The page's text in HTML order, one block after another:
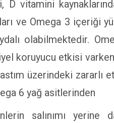
D vitamini
ve Omega 3 içeriği
olabilmektedir.
koruyucu etkisi
üzerindeki zararlı
6 yağ asitlerinden
salınımı yerine